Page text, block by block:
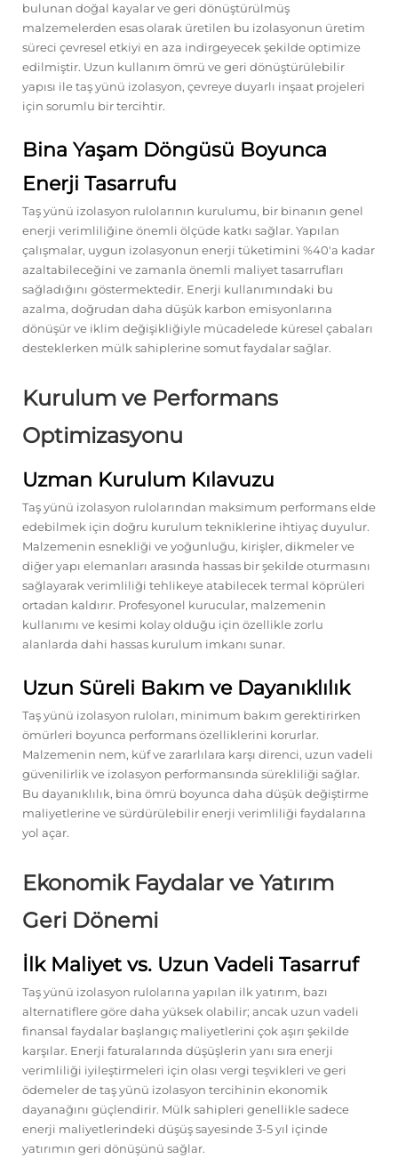
bulunan doğal kayalar ve geri dönüştürülmüş
malzemelerden esas olarak üretilen bu izolasyonun üretim
süreci çevresel etkiyi en aza indirgeyecek şekilde optimize
edilmiştir. Uzun kullanım ömrü ve geri dönüştürülebilir
yapısı ile taş yünü izolasyon, çevreye duyarlı inşaat projeleri
için sorumlu bir tercihtir.
Bina Yaşam Döngüsü Boyunca
Enerji Tasarrufu
Taş yünü izolasyon rulolarının kurulumu, bir binanın genel
enerji verimliliğine önemli ölçüde katkı sağlar. Yapılan
çalışmalar, uygun izolasyonun enerji tüketimini %40'a kadar
azaltabileceğini ve zamanla önemli maliyet tasarrufları
sağladığını göstermektedir. Enerji kullanımındaki bu
azalma, doğrudan daha düşük karbon emisyonlarına
dönüşür ve iklim değişikliğiyle mücadelede küresel çabaları
desteklerken mülk sahiplerine somut faydalar sağlar.
Kurulum ve Performans
Optimizasyonu
Uzman Kurulum Kılavuzu
Taş yünü izolasyon rulolarından maksimum performans elde
edebilmek için doğru kurulum tekniklerine ihtiyaç duyulur.
Malzemenin esnekliği ve yoğunluğu, kirişler, dikmeler ve
diğer yapı elemanları arasında hassas bir şekilde oturmasını
sağlayarak verimliliği tehlikeye atabilecek termal köprüleri
ortadan kaldırır. Profesyonel kurucular, malzemenin
kullanımı ve kesimi kolay olduğu için özellikle zorlu
alanlarda dahi hassas kurulum imkanı sunar.
Uzun Süreli Bakım ve Dayanıklılık
Taş yünü izolasyon ruloları, minimum bakım gerektirirken
ömürleri boyunca performans özelliklerini korurlar.
Malzemenin nem, küf ve zararlılara karşı direnci, uzun vadeli
güvenilirlik ve izolasyon performansında sürekliliği sağlar.
Bu dayanıklılık, bina ömrü boyunca daha düşük değiştirme
maliyetlerine ve sürdürülebilir enerji verimliliği faydalarına
yol açar.
Ekonomik Faydalar ve Yatırım
Geri Dönemi
İlk Maliyet vs. Uzun Vadeli Tasarruf
Taş yünü izolasyon rulolarına yapılan ilk yatırım, bazı
alternatiflere göre daha yüksek olabilir; ancak uzun vadeli
finansal faydalar başlangıç maliyetlerini çok aşırı şekilde
karşılar. Enerji faturalarında düşüşlerin yanı sıra enerji
verimliliği iyileştirmeleri için olası vergi teşvikleri ve geri
ödemeler de taş yünü izolasyon tercihinin ekonomik
dayanağını güçlendirir. Mülk sahipleri genellikle sadece
enerji maliyetlerindeki düşüş sayesinde 3-5 yıl içinde
yatırımın geri dönüşünü sağlar.